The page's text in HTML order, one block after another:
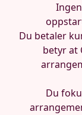
Du betaler
betyr at
Du